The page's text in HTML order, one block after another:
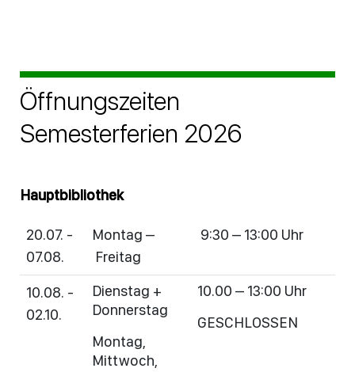
Öffnungszeiten
Semesterferien 2026
Hauptbibliothek
20.07. -
07.08.
Montag –
Freitag
9:30 – 13:00 Uhr
10.08. -
02.10.
Dienstag +
Donnerstag
Montag,
Mittwoch,
10.00 – 13:00 Uhr
GESCHLOSSEN